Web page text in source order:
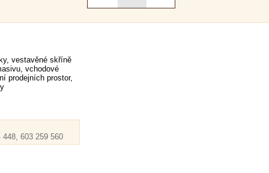
vestavěné skříně
vchodové
prodejních prostor,
448, 603 259 560